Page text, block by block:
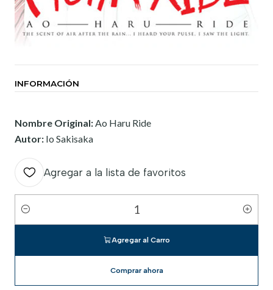
INFORMACIÓN
Nombre Original: Ao Haru Ride
Autor: Io Sakisaka
Agregar a la lista de favoritos
Cantidad
Agregar al Carro
Comprar ahora